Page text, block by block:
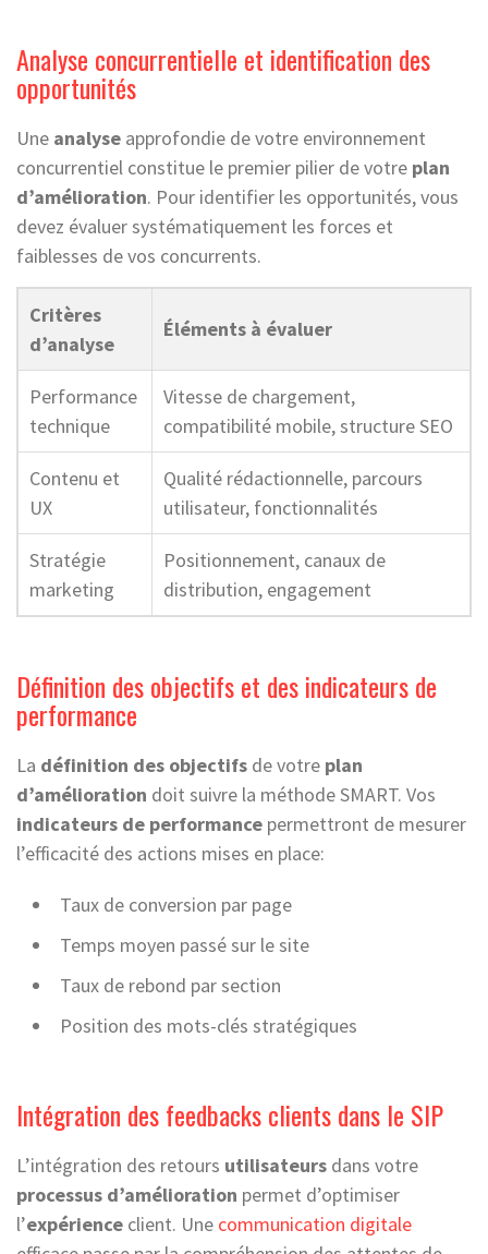
Analyse concurrentielle et identification des
opportunités
Une analyse approfondie de votre environnement
concurrentiel constitue le premier pilier de votre plan
d’amélioration. Pour identifier les opportunités, vous
devez évaluer systématiquement les forces et
faiblesses de vos concurrents.
Critères
d’analyse
Éléments à évaluer
Performance
technique
Vitesse de chargement,
compatibilité mobile, structure SEO
Contenu et
UX
Qualité rédactionnelle, parcours
utilisateur, fonctionnalités
Stratégie
marketing
Positionnement, canaux de
distribution, engagement
Définition des objectifs et des indicateurs de
performance
La définition des objectifs de votre plan
d’amélioration doit suivre la méthode SMART. Vos
indicateurs de performance permettront de mesurer
l’efficacité des actions mises en place:
Taux de conversion par page
Temps moyen passé sur le site
Taux de rebond par section
Position des mots-clés stratégiques
Intégration des feedbacks clients dans le SIP
L’intégration des retours utilisateurs dans votre
processus d’amélioration permet d’optimiser
l’expérience client. Une communication digitale